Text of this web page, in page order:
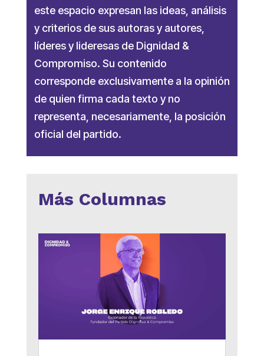
este espacio expresan las ideas, análisis
y criterios de sus autoras y autores,
líderes y lideresas de Dignidad &
Compromiso. Su contenido
corresponde exclusivamente a la opinión
de quien firma cada texto y no
representa, necesariamente, la posición
oficial del partido.
Más Columnas